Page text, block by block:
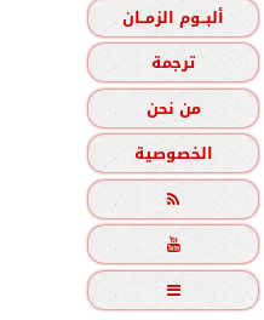
ألبــوم الزمــان
ترجمة
من نحن
الخصوصية


